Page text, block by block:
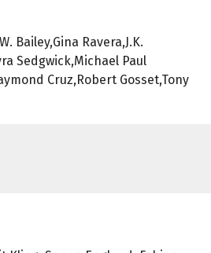
Bailey,Gina Ravera,J.K.
Sedgwick,Michael Paul
Cruz,Robert Gosset,Tony